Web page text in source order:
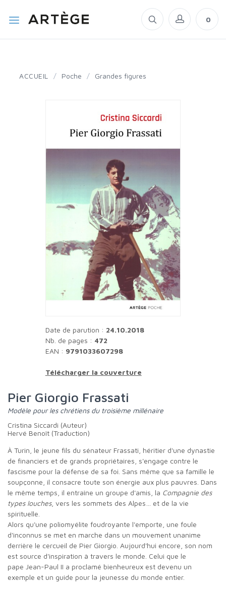
0
ACCUEIL / Poche / Grandes figures
Date de parution : 24.10.2018
Nb. de pages : 472
EAN : 9791033607298
Télécharger la couverture
Pier Giorgio Frassati
Modèle pour les chrétiens du troisième millénaire
Cristina Siccardi (Auteur)
Hervé Benoît (Traduction)
À Turin, le jeune fils du sénateur Frassati, héritier d'une dynastie
de financiers et de grands propriétaires, s'engage contre le
fascisme pour la défense de sa foi. Sans même que sa famille le
soupçonne, il consacre toute son énergie aux plus pauvres. Dans
le même temps, il entraîne un groupe d'amis, la Compagnie des
types louches, vers les sommets des Alpes… et de la vie
spirituelle.
Alors qu'une poliomyélite foudroyante l'emporte, une foule
d'inconnus se met en marche dans un mouvement unanime
derrière le cercueil de Pier Giorgio. Aujourd'hui encore, son nom
est source d'inspiration à travers le monde. Celui que le
pape Jean-Paul II a proclamé bienheureux est devenu un
exemple et un guide pour la jeunesse du monde entier.